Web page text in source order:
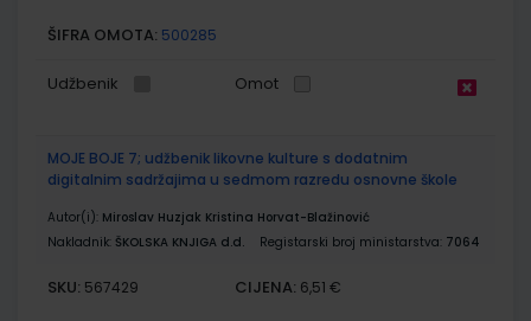
ŠIFRA OMOTA: 500285
Udžbenik Omot
MOJE BOJE 7; udžbenik likovne kulture s dodatnim
digitalnim sadržajima u sedmom razredu osnovne škole
Autor(i): Miroslav Huzjak Kristina Horvat-Blažinović
Nakladnik: ŠKOLSKA KNJIGA d.d. Registarski broj ministarstva: 7064
SKU: 567429 CIJENA: 6,51 €